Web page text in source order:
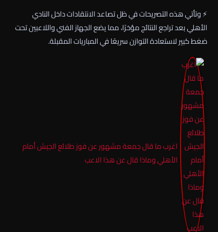
⚡ وتأتي هذه التصريحات في ظل تصاعد الانتقادات داخل النادي
الأهلي بعد تراجع النتائج مؤخرًا، مما يضع الجهاز الفني واللاعبين تحت
ضغط كبير لاستعادة التوازن سريعًا في المباريات المقبلة.
اغرب ما قال جمعة مشهور عن فوز طلائع الجيش أمام
الأهلي وماذا قال عن هذا الاعب